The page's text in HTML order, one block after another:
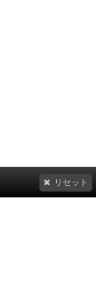
リセット